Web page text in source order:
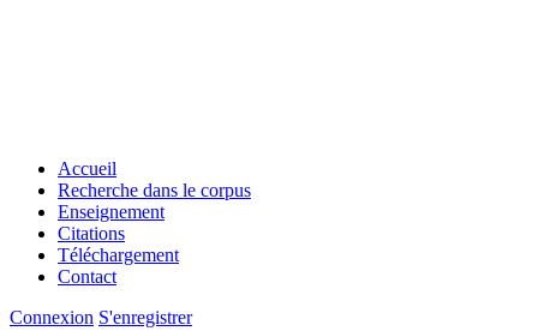
Accueil
Recherche dans le corpus
Enseignement
Citations
Téléchargement
Contact
Connexion S'enregistrer